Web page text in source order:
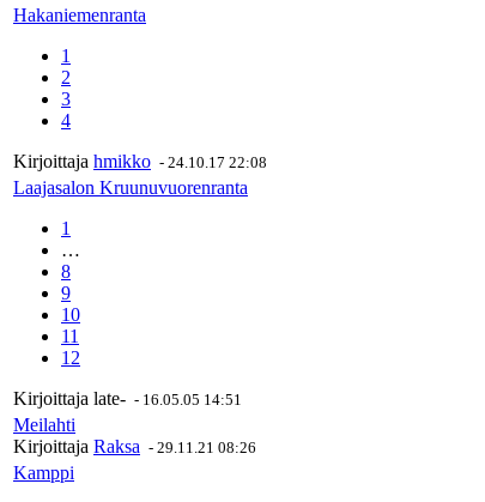
Hakaniemenranta
1
2
3
4
Kirjoittaja hmikko - 24.10.17 22:08
Laajasalon Kruunuvuorenranta
1
…
8
9
10
11
12
Kirjoittaja late- - 16.05.05 14:51
Meilahti
Kirjoittaja Raksa - 29.11.21 08:26
Kamppi